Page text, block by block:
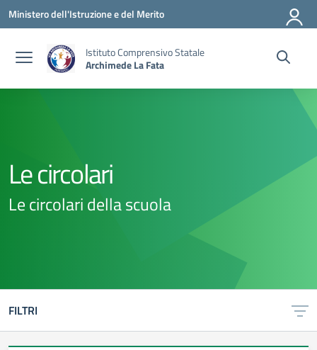
Vai ai contenuti
Vai al menu di navigazione
Vai al footer
Ministero dell'Istruzione e del Merito
Istituto Comprensivo Statale
Archimede La Fata
Le circolari
Le circolari della scuola
FILTRI